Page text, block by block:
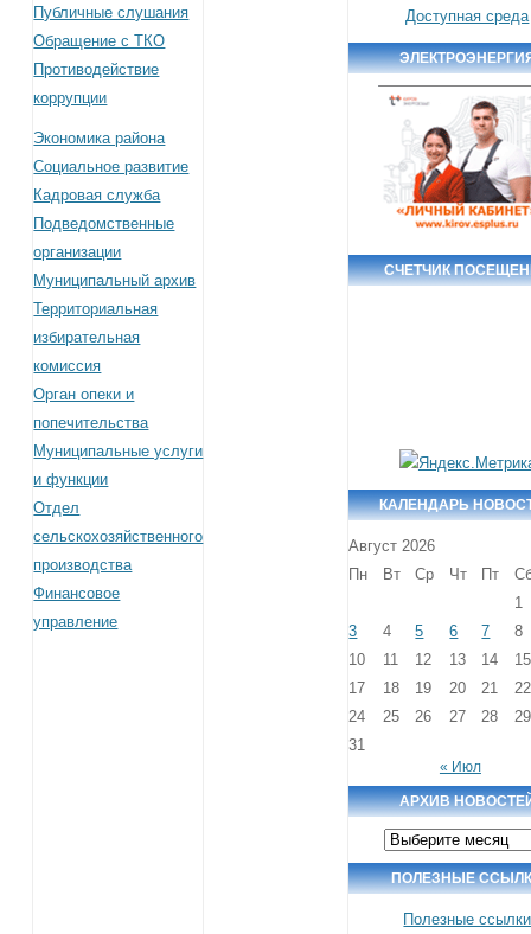
Публичные слушания
Обращение с ТКО
Противодействие
коррупции
Экономика района
Социальное развитие
Кадровая служба
Подведомственные
организации
Муниципальный архив
Территориальная
избирательная
комиссия
Орган опеки и
попечительства
Муниципальные услуги
и функции
Отдел
сельскохозяйственного
производства
Финансовое
управление
Доступная среда
СЧЕТЧИК
КАЛЕНДАРЬ
Август 2026
Пн
Вт Ср Чт Пт
1
3
4 5 6 7
8
10
11 12 13 14
15
17
18 19 20 21
22
24
25 26 27 28
29
31
« Июл
АРХИВ
Архив
новостей
ПОЛЕЗНЫЕ
Полезные ссылки